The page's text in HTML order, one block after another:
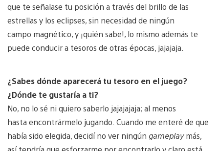
que te señalase tu posición a través del brillo de las
estrellas y los eclipses, sin necesidad de ningún
campo magnético, y ¡quién sabe!, lo mismo además te
puede conducir a tesoros de otras épocas, jajajaja.
¿Sabes dónde aparecerá tu tesoro en el juego?
¿Dónde te gustaría a ti?
No, no lo sé ni quiero saberlo jajajajaja; al menos
hasta encontrármelo jugando. Cuando me enteré de que
había sido elegida, decidí no ver ningún gameplaymás,